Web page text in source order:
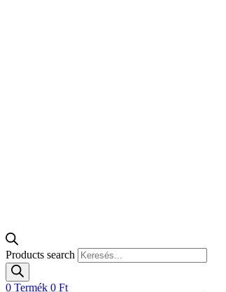
Products search
0 Termék 0 Ft